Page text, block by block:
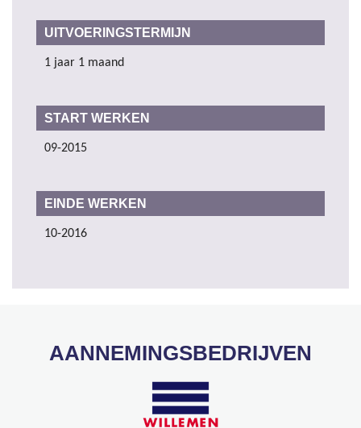
UITVOERINGSTERMIJN
1 jaar 1 maand
START WERKEN
09-2015
EINDE WERKEN
10-2016
AANNEMINGSBEDRIJVEN